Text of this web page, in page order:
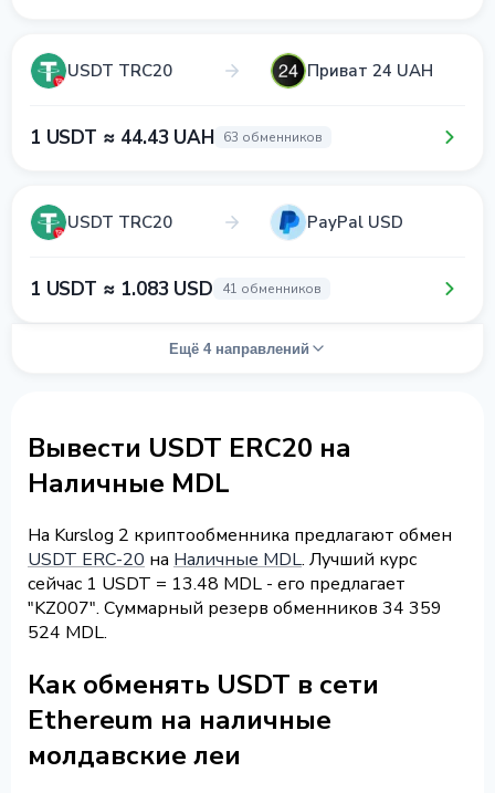
USDT TRC20 Приват 24 UAH
1 USDT ≈ 44.43 UAH 63 обменников
USDT TRC20 PayPal USD
1 USDT ≈ 1.083 USD 41 обменников
Ещё 4 направлений
Вывести USDT ERC20 на
Наличные MDL
На Kurslog 2 криптообменника предлагают обмен
USDT ERC-20 на Наличные MDL. Лучший курс
сейчас 1 USDT = 13.48 MDL - его предлагает
"KZ007". Суммарный резерв обменников 34 359
524 MDL.
Как обменять USDT в сети
Ethereum на наличные
молдавские леи